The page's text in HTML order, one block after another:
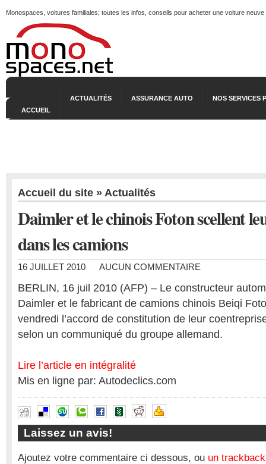
Monospaces, voitures familiales; toutes les infos, conseils pour acheter une voiture
ACCUEIL
ACTUALITÉS ASSURANCE AUTO NOS SERVICES
Accueil du site » Actualités
Daimler et le chinois Foton scellent
dans les camions
16 JUILLET 2010 AUCUN COMMENTAIRE
BERLIN, 16 juil 2010 (AFP) – Le constructeur
Daimler et le fabricant de camions chinois Beiqi
vendredi l’accord de constitution de leur
selon un communiqué du groupe allemand.
Lire l’article en intégralité
Mis en ligne par: Autodeclics.com
Laissez un avis!
Ajoutez votre commentaire ci dessous, ou un trackback